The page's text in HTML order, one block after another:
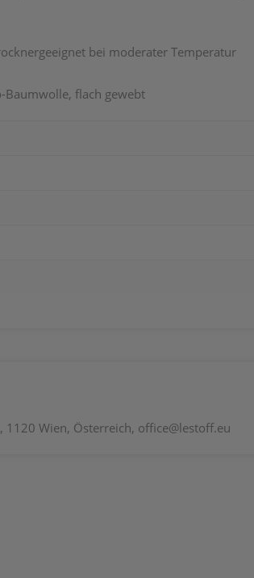
bei moderater Temperatur
Baumwolle, flach gewebt
1120 Wien, Österreich, office@lestoff.eu